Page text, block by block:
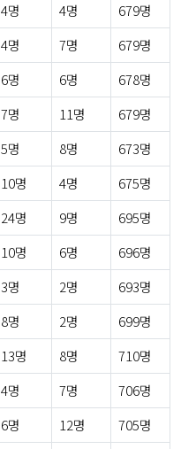
4명 4명
679명
4명 7명
679명
6명 6명
678명
7명 11명
679명
5명 8명
673명
10명 4명
675명
24명 9명
695명
10명 6명
696명
3명 2명
693명
8명 2명
699명
13명 8명
710명
4명 7명
706명
6명 12명
705명